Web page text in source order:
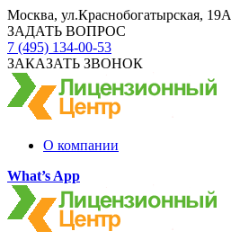
Москва, ул.Краснобогатырская, 19А
ЗАДАТЬ ВОПРОС
7 (495) 134-00-53
ЗАКАЗАТЬ ЗВОНОК
О компании
What’s App